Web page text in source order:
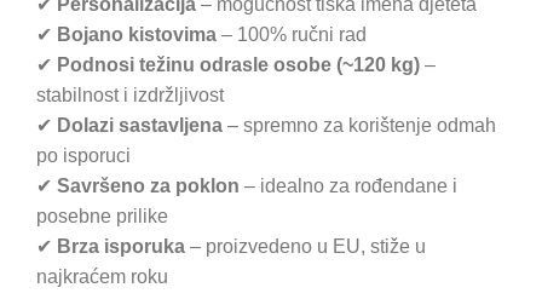
✔ Personalizacija – mogućnost tiska imena djeteta
✔ Bojano kistovima – 100% ručni rad
✔ Podnosi težinu odrasle osobe (~120 kg) –
stabilnost i izdržljivost
✔ Dolazi sastavljena – spremno za korištenje odmah
po isporuci
✔ Savršeno za poklon – idealno za rođendane i
posebne prilike
✔ Brza isporuka – proizvedeno u EU, stiže u
najkraćem roku